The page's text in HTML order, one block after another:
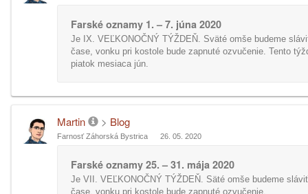
Farské oznamy 1. – 7. júna 2020
Je IX. VEĽKONOČNÝ TÝŽDEŇ. Sväté omše budeme
čase, vonku pri kostole bude zapnuté ozvučenie. Tento
piatok mesiaca jún.
Martin > Blog
Farnosť Záhorská Bystrica 26. 05. 2020
Farské oznamy 25. – 31. mája 2020
Je VII. VEĽKONOČNÝ TÝŽDEŇ. Säté omše budeme
čase, vonku pri kostole bude zapnuté ozvučenie.